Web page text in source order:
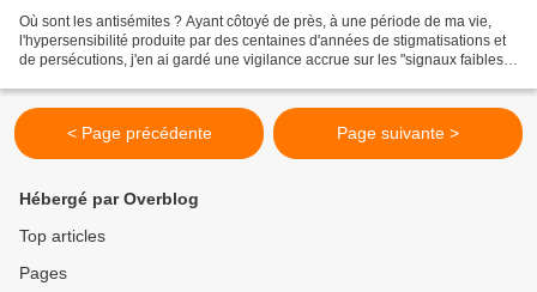
Où sont les antisémites ? Ayant côtoyé de près, à une période de ma vie,
l'hypersensibilité produite par des centaines d'années de stigmatisations et
de persécutions, j'en ai gardé une vigilance accrue sur les "signaux faibles"
< Page précédente Page suivante >
Hébergé par Overblog
Top articles
Pages